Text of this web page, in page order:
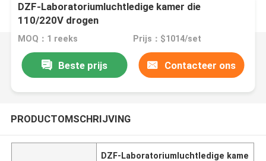
DZF-Laboratoriumluchtledige kamer die
110/220V drogen
MOQ：1 reeks Prijs：$1014/set
Beste prijs Contacteer ons
PRODUCTOMSCHRIJVING
DZF-Laboratoriumluchtledige kame